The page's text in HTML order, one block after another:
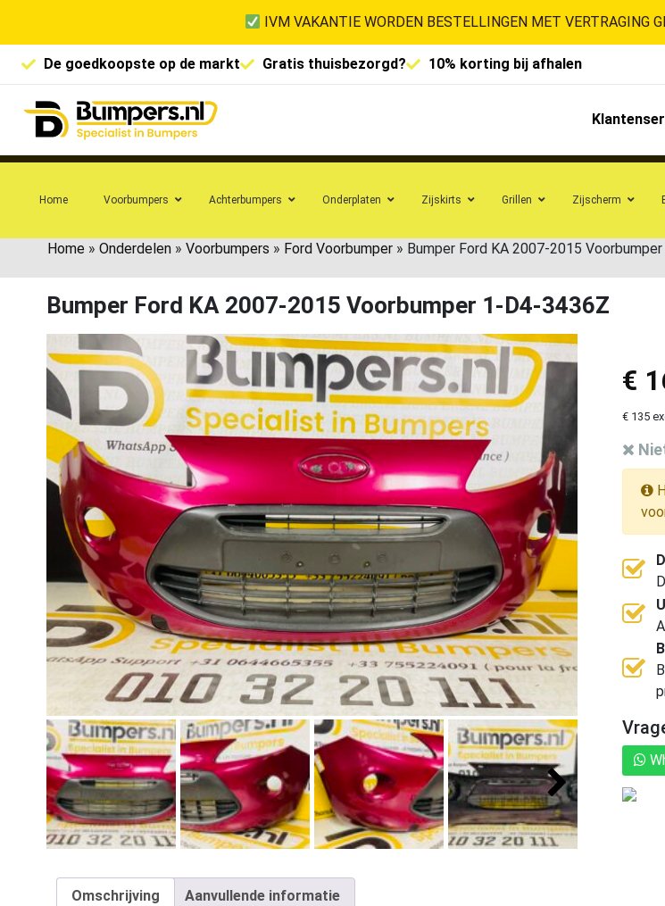
IVM VAKANTIE WORDEN BESTELLINGEN MET VERTRAGING
De goedkoopste op de markt Gratis thuisbezorgd? 10% korting bij afhalen
Home Voorbumpers Achterbumpers Onderplaten Zijskirts Grillen Zijscherm
Home » Onderdelen » Voorbumpers » Ford Voorbumper » Bumper Ford KA 2007-2015
Bumper Ford KA 2007-2015 Voorbumper 1-D4-3436Z
€
€ 135
Omschrijving Aanvullende informatie